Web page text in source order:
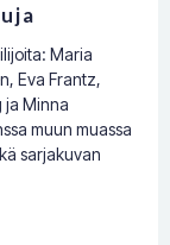
Maria
Eva Frantz,
ja Minna
muun muassa
sarjakuvan